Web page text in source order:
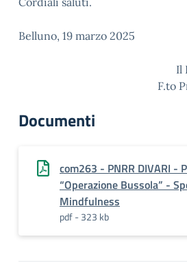
Belluno, 19 marzo 2025
Il
F.to
Documenti
com263 - PNRR DIVARI -
“Operazione Bussola” -
Mindfulness
pdf - 323 kb